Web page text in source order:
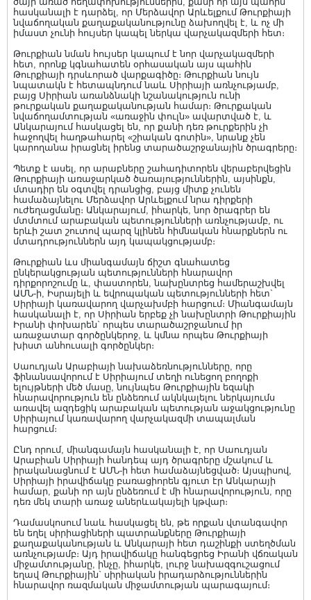
հասկանալի է դարձել, որ Մերձավոր Արևելքում Թուրքիայի
նվաճողական քաղաքականությունը ձախողվել է, և ոչ մի
իմաստ չունի հույսեր կապել ներկա վարչակազմերի հետ։
Թուրքիան նման հույսեր կապում է նոր վարչակազմերի
հետ, որոնք կգնահատեն օրհասական այս պահին
Թուրքիայի դրսևորած վարքագիծը։ Թուրքիան նույն
նպատակն է հետապնդում նաև Սիրիայի առնչությամբ,
բայց Սիրիան առանձնակի նշանակություն ունի
թուրքական քաղաքականության համար։ Թուրքական
նվաճողամտության «առաջին փուլն» ավարտված է, և
Անկարայում հասկացել են, որ քանի դեռ թուրքերին չի
հաջողվել հաղթահարել «շիական գոտին», նրանք չեն
կարողանա իրացնել իրենց տարածաշրջանային ծրագրերը։
Պետք է ասել, որ արաբները շահադիտորեն վերաբերվեցին
Թուրքիայի առաջարկած ծառայություններին, այսինքն,
մտադիր են օգտվել դրանցից, բայց միտք չունեն
համաձայնելու Մերձավոր Արևելքում նրա դիրքերի
ուժեղացմանը։ Անկարայում, իհարկե, նոր ծրագրեր են
մտմտում արաբական պետությունների առնչությամբ, ու
երևի շատ շուտով պարզ կլինեն հիմնական հնարքներն ու
մտադրություններն այդ կապակցությամբ։
Թուրքիան ևս միանգամայն ճիշտ գնահատեց
ընկերակցության պետությունների հնարավոր
դիրքորոշումը և, փաստորեն, նախընտրեց համերաշխվել
ԱՄՆ-ի, Իսրայելի և եվրոպական պետությունների հետ`
Սիրիայի կառավարող վարչախմբի հարցում։ Միանգամայն
հասկանալի է, որ Սիրիան երբեք չի նախընտրի Թուրքիային
Իրանի փոխարեն` որպես տարածաշրջանում իր
առաջատար գործընկերոջ, և կմնա որպես Թուրքիայի
խիստ անհուսալի գործընկեր։
Սաուդյան Արաբիայի նախաձեռնությունները, որը
ֆինանսավորում է Սիրիայում տեղի ունեցող բողոքի
ելույթների մեծ մասը, նույնպես Թուրքիային եզակի
հնարավորություն են ընձեռում ակնկալելու ներկայումս
առավել ազդեցիկ արաբական պետության աջակցությունը
Սիրիայում կառավարող վարչակազմի տապալման
հարցում։
Ընդ որում, միանգամայն հասկանալի է, որ Սաուդյան
Արաբիան Սիրիայի հանդեպ այդ ծրագրերը մշակում և
իրականացնում է ԱՄՆ-ի հետ համաձայնեցված։ Այսպիսով,
Սիրիայի իրավիճակը բառացիորեն գյուտ էր Անկարայի
համար, քանի որ այն ընձեռում է մի հնարավորություն, որը
դեռ մեկ տարի առաջ աներևակայելի կթվար։
Դամասկոսում նաև հասկացել են, թե որքան վտանգավոր
են եղել սիրիացիների պատրանքները Թուրքիայի
քաղաքականության և Անկարայի հետ դաշինքի ստեղծման
առնչությամբ։ Այդ իրավիճակը հանգեցրեց Իրանի վճռական
միջամտությանը, ինչը, իհարկե, լուրջ նախազգուշացում
եղավ Թուրքիային` սիրիական իրադարձություններին
հնարավոր ռազմական միջամտության պարագայում։